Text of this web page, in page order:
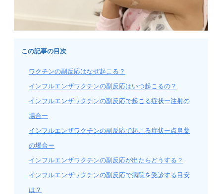
この記事の目次
ワクチンの副反応はなぜ起こる？
インフルエンザワクチンの副反応はいつ起こるの？
インフルエンザワクチンの副反応で起こる症状ー注射の
場合ー
インフルエンザワクチンの副反応で起こる症状ー点鼻薬
の場合ー
インフルエンザワクチンの副反応が出たらどうする？
インフルエンザワクチンの副反応で病院を受診する目安
は？